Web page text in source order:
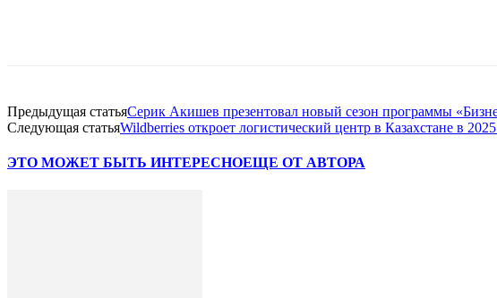
Предыдущая статьяСерик Акишев презентовал новый сезон программы
Следующая статьяWildberries откроет логистический центр в Казахстане в
ЭТО МОЖЕТ БЫТЬ ИНТЕРЕСНОЕЩЕ ОТ АВТОРА